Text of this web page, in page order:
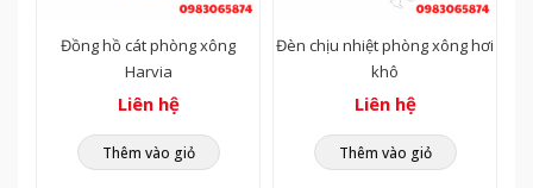
Đồng hồ cát phòng xông
Harvia
Liên hệ
Thêm vào giỏ
Đèn chịu nhiệt phòng xông hơi
khô
Liên hệ
Thêm vào giỏ